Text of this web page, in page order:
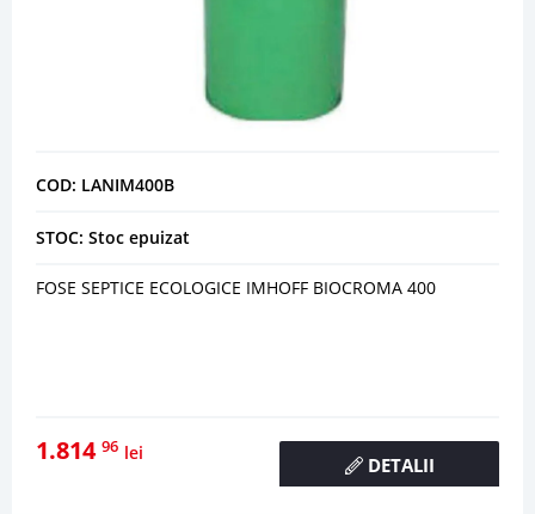
COD: LANIM400B
STOC: Stoc epuizat
FOSE SEPTICE ECOLOGICE IMHOFF BIOCROMA 400
1.814 96 lei
DETALII